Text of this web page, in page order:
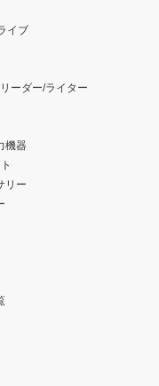
イブ
ーダー/ライター
機器
リー